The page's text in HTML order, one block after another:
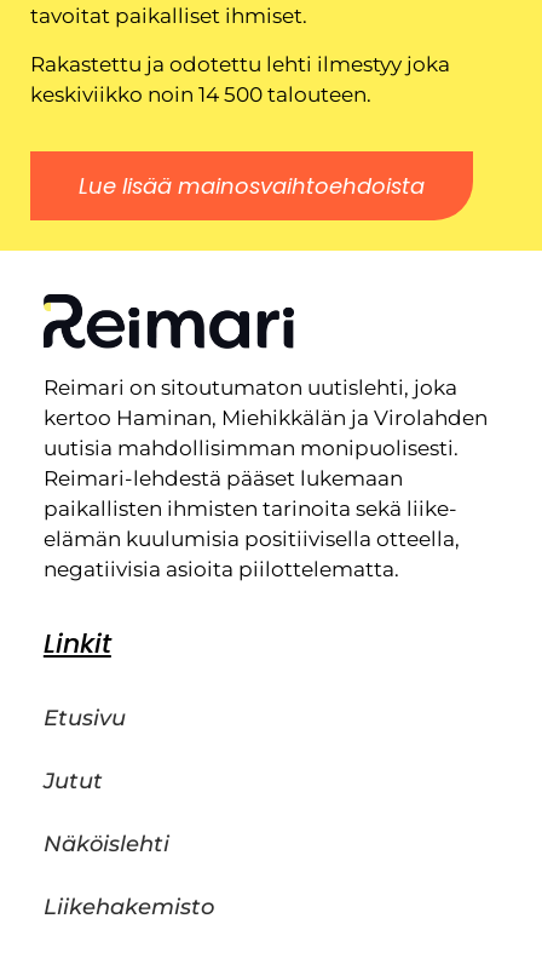
tavoitat paikalliset ihmiset.
Rakastettu ja odotettu lehti ilmestyy joka
keskiviikko noin 14 500 talouteen.
Lue lisää mainosvaihtoehdoista
Reimari on sitoutumaton uutislehti, joka
kertoo Haminan, Miehikkälän ja Virolahden
uutisia mahdollisimman monipuolisesti.
Reimari-lehdestä pääset lukemaan
paikallisten ihmisten tarinoita sekä liike-
elämän kuulumisia positiivisella otteella,
negatiivisia asioita piilottelematta.
Linkit
Etusivu
Jutut
Näköislehti
Liikehakemisto